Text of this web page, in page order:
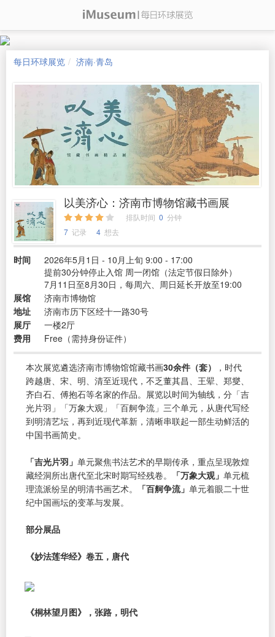
每日环球展览 济南·青岛
以美济心：济南市博物馆藏书画展
排队时间 0 分钟
7 记录 4 想去
时间
2026年5月1日 - 10月上旬 9:00 - 17:00
提前30分钟停止入馆 周一闭馆（法定节假日除外）
7月11日至8月30日，每周六、周日延长开放至19:00
展馆
济南市博物馆
地址
济南市历下区经十一路30号
展厅
一楼2厅
费用
Free（需持身份证件）
本次展览遴选济南市博物馆馆藏书画30余件（套）
，时代
跨越唐、宋、明、清至近现代，不乏董其昌、王翚、郑燮、
齐白石、傅抱石等名家的作品。展览以时间为轴线，分「吉
光片羽」「万象大观」「百舸争流」三个单元，从唐代写经
到明清艺坛，再到近现代革新，清晰串联起一部生动鲜活的
中国书画简史。
「吉光片羽」 单元聚焦书法艺术的早期传承，重点呈现敦煌
藏经洞所出唐代至北宋时期写经残卷。
「万象大观」 单元梳
理流派纷呈的明清书画艺术。
「百舸争流」 单元着眼二十世
纪中国画坛的变革与发展。
部分展品
《妙法莲华经》卷五，唐代
《桐林望月图》，张路，明代